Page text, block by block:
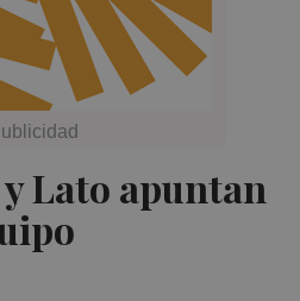
Lato apuntan